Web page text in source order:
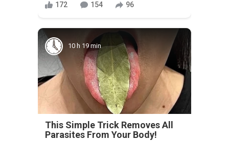
172 154 96
10 h 19 min
This Simple Trick Removes All
Parasites From Your Body!